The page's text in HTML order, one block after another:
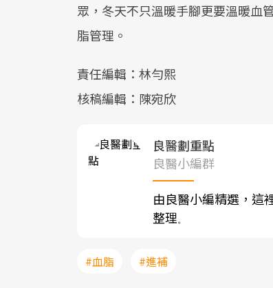
眾，冬天不只溫暖手腳更要溫暖血
脂管理。
責任編輯：林勻熙
核稿編輯：陳宛欣
良醫劃重點
良醫小編群
由良醫小編精選，這
整理 。
#血脂 #進補